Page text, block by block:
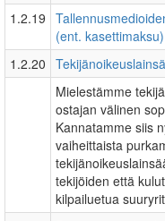
1.2.19
(ent.
1.2.20
Mielestämme
ostajan välinen
Kannatamme siis
vaiheittaista
tekijöiden että
kilpailuetua